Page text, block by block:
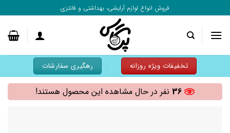
محتوا
بروید
فروش انواع لوازم آرایشی، بهداشتی و فانتزی
تخفیفات ویژه روزانه رهگیری سفارشات
36 نفر در حال مشاهده این محصول هستند!